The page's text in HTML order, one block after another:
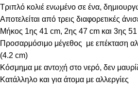
Τριπλό κολιέ ενωμένο σε ένα,
Αποτελείται από τρεις διαφορετικές
Μήκος 1ης 41 cm, 2ης 47 cm και 3ης
Προσαρμόσιμο μέγεθος με επέκταση
(4.2 cm)
Κόσμημα με αντοχή στο νερό, δεν
Κατάλληλο και για άτομα με αλλεργίες